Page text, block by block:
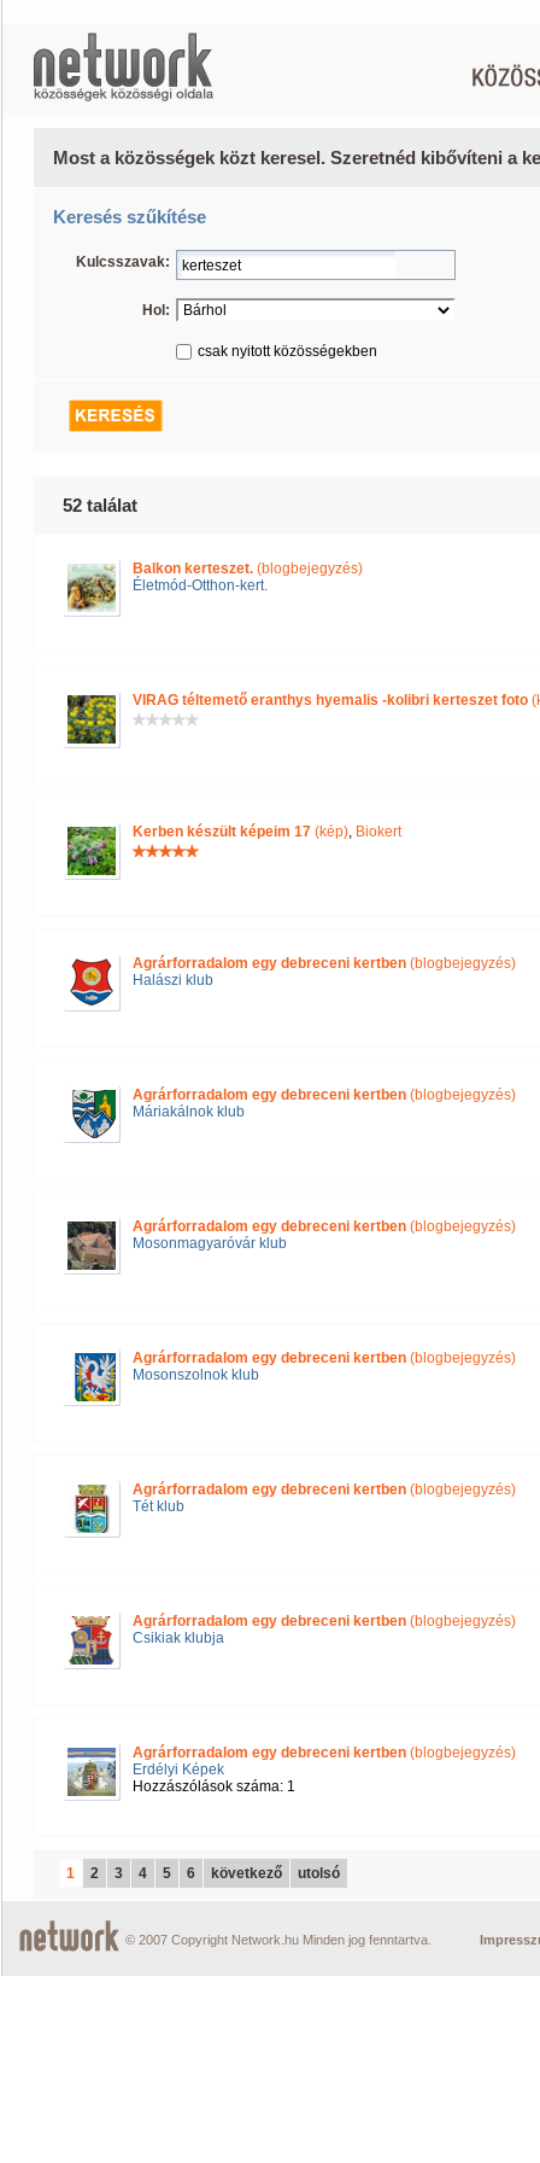
Most a közösségek közt keresel. Szeretnéd kibővíteni a
Keresés szűkítése
Kulcsszavak:
Hol:
csak nyitott közösségekben
52 találat
Balkon kerteszet. (blogbejegyzés)
Életmód-Otthon-kert.
VIRAG téltemető eranthys hyemalis -kolibri kerteszet foto
Kerben készült képeim 17 (kép), Biokert
Agrárforradalom egy debreceni kertben (blogbejegyzés)
Halászi klub
Agrárforradalom egy debreceni kertben (blogbejegyzés)
Máriakálnok klub
Agrárforradalom egy debreceni kertben (blogbejegyzés)
Mosonmagyaróvár klub
Agrárforradalom egy debreceni kertben (blogbejegyzés)
Mosonszolnok klub
Agrárforradalom egy debreceni kertben (blogbejegyzés)
Tét klub
Agrárforradalom egy debreceni kertben (blogbejegyzés)
Csikiak klubja
Agrárforradalom egy debreceni kertben (blogbejegyzés)
Erdélyi Képek
Hozzászólások száma: 1
1 2 3 4 5 6 következő utolsó
© 2007 Copyright Network.hu Minden jog fenntartva.